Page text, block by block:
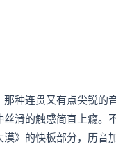
种连贯又有点尖锐
滑的触感简直上瘾
》的快板部分，历音